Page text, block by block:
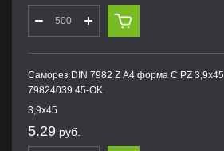
Саморез DIN 7982 Z А4 форма С PZ 3,9х45
79824039 45-OK
3,9х45
5.29 руб.